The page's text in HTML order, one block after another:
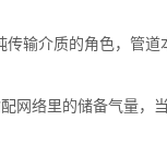
输介质的角色，管道
络里的储备气量，